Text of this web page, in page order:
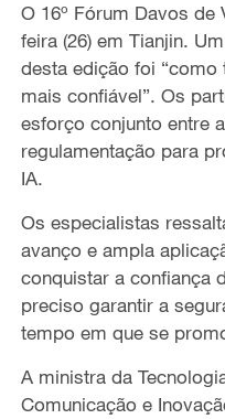
O 16º Fórum Davos de
feira (26) em Tianjin.
desta edição foi “como
mais confiável”. Os
esforço conjunto entre
regulamentação para
IA.
Os especialistas
avanço e ampla
conquistar a confiança
preciso garantir a
tempo em que se
A ministra da
Comunicação e